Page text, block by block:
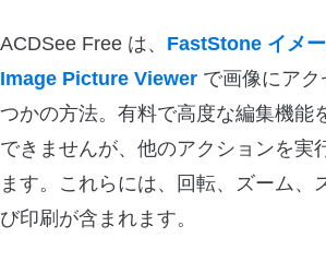
ACDSee Free は、 FastStone イメ
Image Picture Viewer で画像にアク
つかの方法。有料で高度な編集機能
できませんが、他のアクションを実
ます。これらには、回転、ズーム、
び印刷が含まれます。